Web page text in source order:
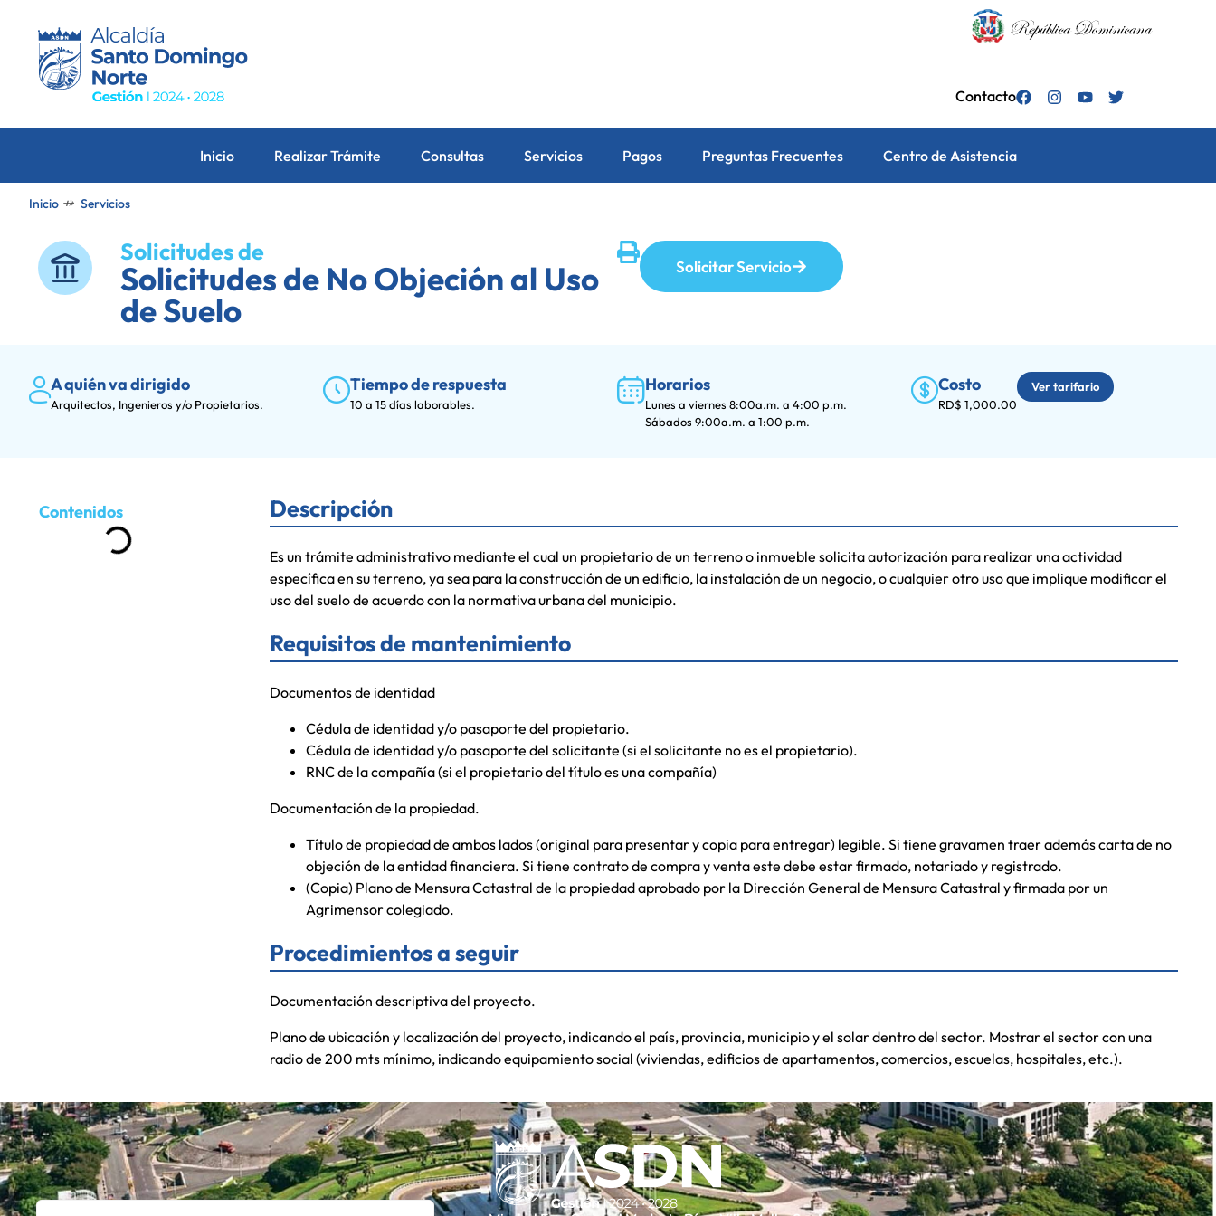
Contacto
Inicio Realizar Trámite Consultas Servicios Pagos Preguntas Frecuentes Centro de Asistencia
Inicio ⤀ Servicios
Solicitudes de
Solicitudes de No Objeción al Uso
de Suelo
Solicitar Servicio
A quién va dirigido
Arquitectos, Ingenieros y/o Propietarios.
Tiempo de respuesta
10 a 15 días laborables.
Horarios
Lunes a viernes 8:00a.m. a 4:00 p.m.
Sábados 9:00a.m. a 1:00 p.m.
Costo
RD$ 1,000.00
Ver tarifario
Contenidos Descripción
Es un trámite administrativo mediante el cual un propietario de un terreno o inmueble solicita autorización para realizar una actividad
específica en su terreno, ya sea para la construcción de un edificio, la instalación de un negocio, o cualquier otro uso que implique modificar el
uso del suelo de acuerdo con la normativa urbana del municipio.
Requisitos de mantenimiento
Documentos de identidad
Cédula de identidad y/o pasaporte del propietario.
Cédula de identidad y/o pasaporte del solicitante (si el solicitante no es el propietario).
RNC de la compañía (si el propietario del título es una compañía)
Documentación de la propiedad.
Título de propiedad de ambos lados (original para presentar y copia para entregar) legible. Si tiene gravamen traer además carta de no
objeción de la entidad financiera. Si tiene contrato de compra y venta este debe estar firmado, notariado y registrado.
(Copia) Plano de Mensura Catastral de la propiedad aprobado por la Dirección General de Mensura Catastral y firmada por un
Agrimensor colegiado.
Procedimientos a seguir
Documentación descriptiva del proyecto.
Plano de ubicación y localización del proyecto, indicando el país, provincia, municipio y el solar dentro del sector. Mostrar el sector con una
radio de 200 mts mínimo, indicando equipamiento social (viviendas, edificios de apartamentos, comercios, escuelas, hospitales, etc.).